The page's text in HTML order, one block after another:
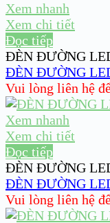
Xem nhanh
Xem chi tiết
Đọc tiếp
ĐÈN ĐƯỜNG
ĐÈN ĐƯỜNG
Vui lòng liên hệ
Xem nhanh
Xem chi tiết
Đọc tiếp
ĐÈN ĐƯỜNG
ĐÈN ĐƯỜNG
Vui lòng liên hệ